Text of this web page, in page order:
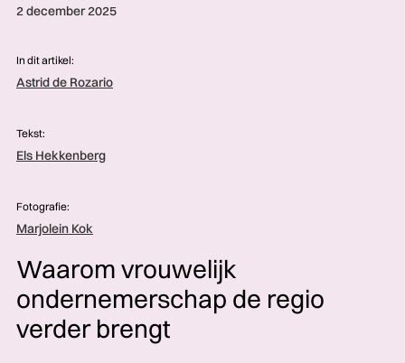
2 december 2025
In dit artikel:
Astrid de Rozario
Tekst:
Els Hekkenberg
Fotografie:
Marjolein Kok
Waarom vrouwelijk
ondernemerschap de regio
verder brengt